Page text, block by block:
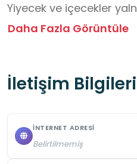
Yiyecek ve içecekler
alanlarda tüketilmelidir.
Öğrenciler gruplar
Daha Fazla Görüntüle
İletişim Bilgileri
İNTERNET ADRESI
Belirtilmemiş